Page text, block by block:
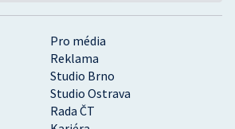
Pro média
Reklama
Studio Brno
Studio Ostrava
Rada ČT